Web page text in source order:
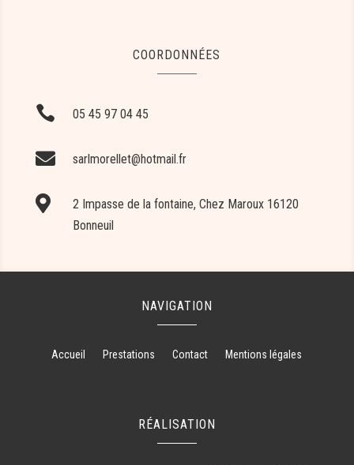
COORDONNÉES
 05 45 97 04 45
 sarlmorellet@hotmail.fr

2 Impasse de la fontaine, Chez Maroux 16120
Bonneuil
NAVIGATION
Accueil Prestations Contact Mentions légales
RÉALISATION